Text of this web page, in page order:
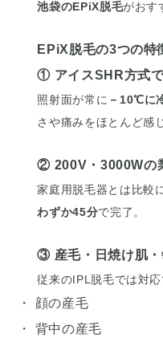
池袋のEPiX脱毛がおす
EPiX脱毛の3つの特
① アイスSHR方式
照射面が常に －10℃に
さや痛みをほとんど感
② 200V・3000Wの
家庭用脱毛器とは比較
わずか45分で完了。
③ 産毛・日焼け肌・
従来のIPL脱毛では対応
・ 顔の産毛
・ 背中の産毛